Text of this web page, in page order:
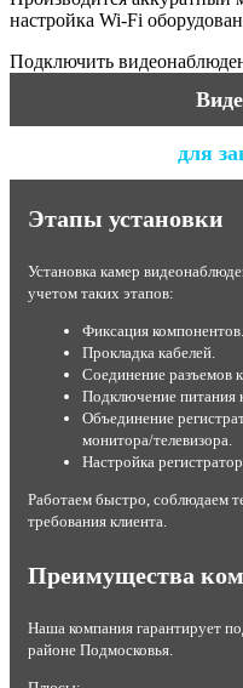
настройка Wi-Fi
Подключить
для
Этапы установки
Установка камер
учетом таких этапов:
Фиксация компонентов.
Прокладка кабелей.
Соединение разъемов
Подключение питания
Объединение
монитора/телевизора.
Настройка
Работаем быстро, соблюдаем
требования клиента.
Преимущества
Наша компания гарантирует
районе Подмосковья.